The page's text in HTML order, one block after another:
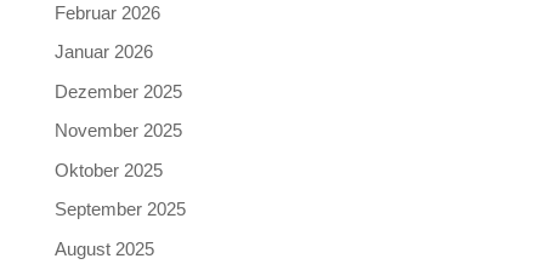
Februar 2026
Januar 2026
Dezember 2025
November 2025
Oktober 2025
September 2025
August 2025